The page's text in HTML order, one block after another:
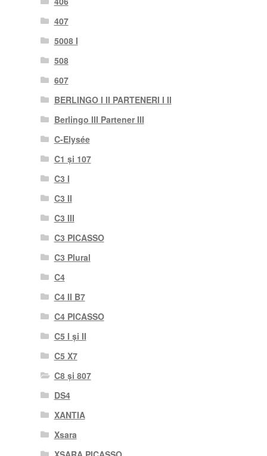
407
5008 I
508
607
BERLINGO I II PARTENERI I II
Berlingo III Partener III
C-Elysée
C1 și 107
C3 I
C3 II
C3 III
C3 PICASSO
C3 Plural
C4
C4 II B7
C4 PICASSO
C5 I și II
C5 X7
C8 și 807
DS4
XANTIA
Xsara